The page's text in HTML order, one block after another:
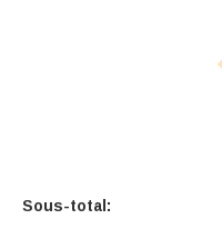
Sous-total: